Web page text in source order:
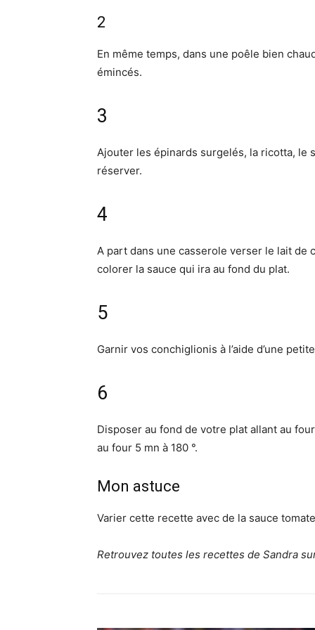
2
En même temps, dans une poêle bien
émincés.
3
Ajouter les épinards surgelés, la ricotta, le
réserver.
4
A part dans une casserole verser le lait de
colorer la sauce qui ira au fond du plat.
5
Garnir vos conchiglionis à l’aide d’une
6
Disposer au fond de votre plat allant au
au four 5 mn à 180 °.
Mon astuce
Varier cette recette avec de la sauce
Retrouvez toutes les recettes de Sandra